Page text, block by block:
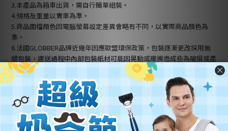
3.本產品為箱車出貨，需自行簡單組裝。
4.規格及重量以實車為準。
5.商品圖檔顏色因電腦螢幕設定差異會略有不同，以實際商品顏色為
準。
6.法國GLOBBER品牌近幾年因應歐盟環保政策，包裝逐漸更改採用無
塑包裝，運送過程中內部包裝紙材可能因晃動或摩擦造成些為破損或產
生屑屑，此皆為正常現象非拆箱使用過痕跡。
你可能還會想找